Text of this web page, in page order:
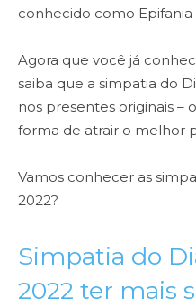
conhecido como Epifania
Agora que você já
saiba que a simpatia do
nos presentes originais –
forma de atrair o melhor
Vamos conhecer as
2022?
Simpatia do
2022 ter mais